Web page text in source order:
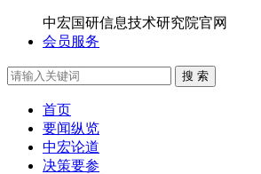
中宏国研信息技术研究院官网
会员服务
搜 索
首页
要闻纵览
中宏论道
决策要参